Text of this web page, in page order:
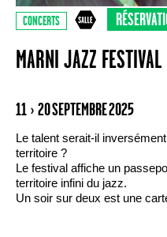
CONCERTS
MARNI JAZZ
11 › 20 SEPTEMBRE 2025
Le talent serait-il
territoire ?
Le festival affiche un
territoire infini du jazz.
Un soir sur deux est une